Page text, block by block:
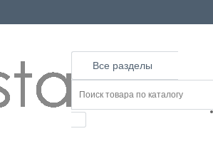
Все разделы